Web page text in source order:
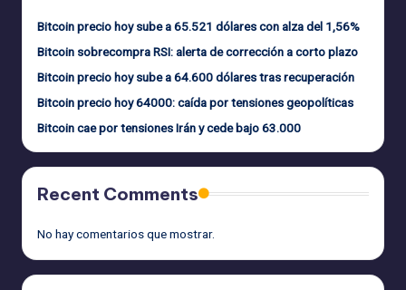
Bitcoin precio hoy sube a 65.521 dólares con alza del 1,56%
Bitcoin sobrecompra RSI: alerta de corrección a corto plazo
Bitcoin precio hoy sube a 64.600 dólares tras recuperación
Bitcoin precio hoy 64000: caída por tensiones geopolíticas
Bitcoin cae por tensiones Irán y cede bajo 63.000
Recent Comments
No hay comentarios que mostrar.